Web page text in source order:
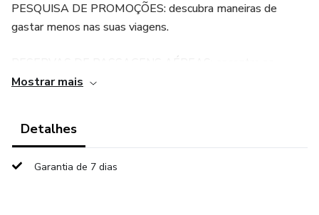
PESQUISA DE PROMOÇÕES: descubra maneiras de
gastar menos nas suas viagens.
tarifas aéreas ideais para seu destino
suas viagens.
• DOCUMENTAÇÃO: obtenha conselhos sobre o que você
Mostrar mais
Detalhes
Garantia de 7 dias